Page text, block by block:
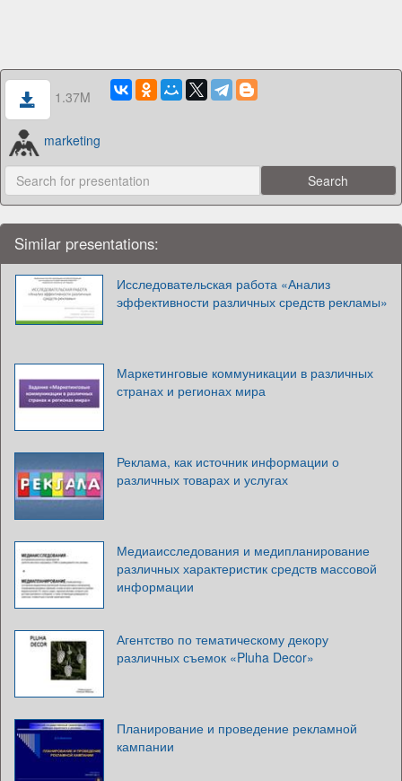
1.37M
marketing
Similar presentations:
Исследовательская работа «Анализ
эффективности различных средств рекламы»
Маркетинговые коммуникации в различных
странах и регионах мира
Реклама, как источник информации о
различных товарах и услугах
Медиаисследования и медипланирование
различных характеристик средств массовой
информации
Агентство по тематическому декору
различных съемок «Pluha Decor»
Планирование и проведение рекламной
кампании